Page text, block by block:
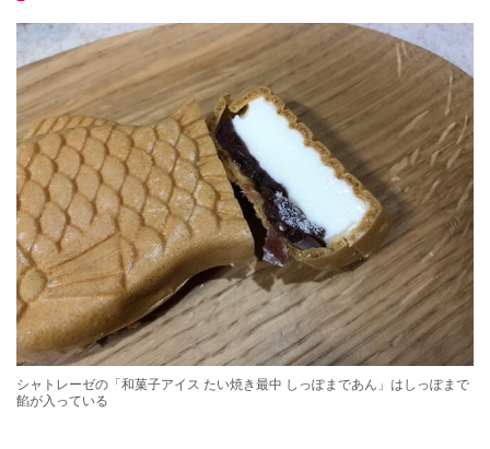
シャトレーゼの「和菓子アイス たい焼き最中 しっぽまであん」はしっぽまで
餡が入っている